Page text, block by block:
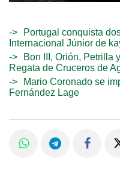
Portugal conquista
Internacional Júnior de
Bon III, Orión, Petrilla
Regata de Cruceros de
Mario Coronado se
Fernández Lage